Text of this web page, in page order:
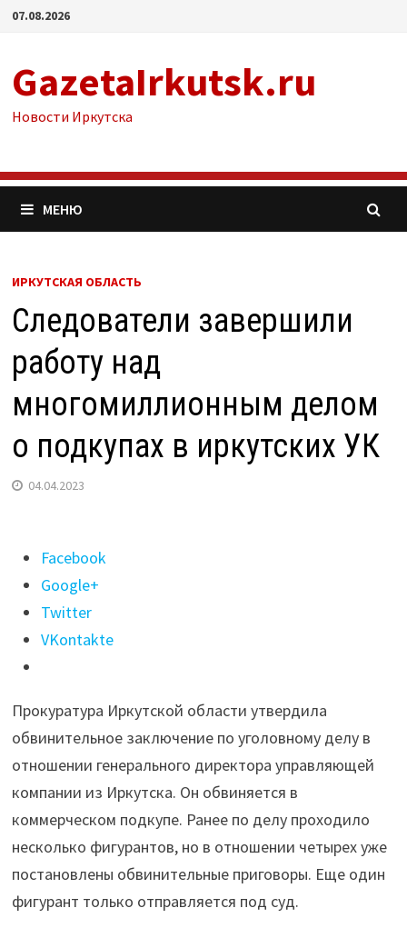
Перейти
07.08.2026
GazetaIrkutsk.ru
Новости Иркутска
МЕНЮ
ИРКУТСКАЯ ОБЛАСТЬ
Следователи завершили
работу над
многомиллионным делом
о подкупах в иркутских УК
04.04.2023
Поделиться
"Следователи
завершили
работу
над
делом
о
подкупах
в
иркутских
УК"
Facebook
Google+
Twitter
VKontakte
Прокуратура Иркутской области утвердила
обвинительное заключение по уголовному делу в
отношении генерального директора управляющей
компании из Иркутска. Он обвиняется в
коммерческом подкупе. Ранее по делу проходило
несколько фигурантов, но в отношении четырех уже
постановлены обвинительные приговоры. Еще один
фигурант только отправляется под суд.